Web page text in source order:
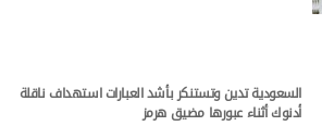
السعودية تدين وتستنكر بأشد العبارات استهداف ناقلة
أدنوك أثناء عبورها مضيق هرمز